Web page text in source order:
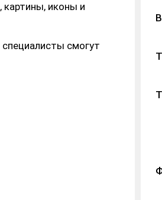
картины, иконы и
смогут